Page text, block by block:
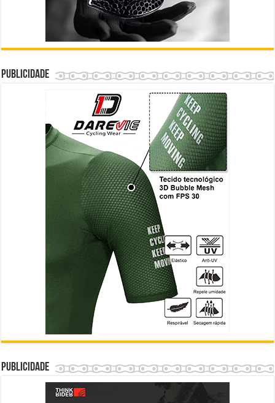
Publicidade
Publicidade